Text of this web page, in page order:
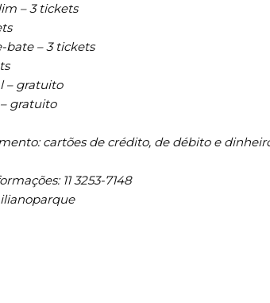
– 3 tickets
bate – 3 tickets
– gratuito
gratuito
cartões de crédito, de débito e
11 3253-7148